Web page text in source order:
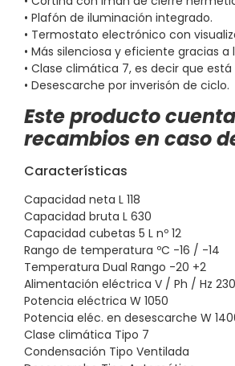
• Plafón de iluminación integrado.
• Termostato electrónico con
• Más silenciosa y eficiente gracias
• Clase climática 7, es decir que
• Desescarche por inverisón de ciclo.
Este producto
recambios en caso
Características
Capacidad neta L 118
Capacidad bruta L 630
Capacidad cubetas 5 L nº 12
Rango de temperatura ºC -16 / -14
Temperatura Dual Rango -20 +2
Alimentación eléctrica V / Ph / Hz
Potencia eléctrica W 1050
Potencia eléc. en desescarche W
Clase climática Tipo 7
Condensación Tipo Ventilada